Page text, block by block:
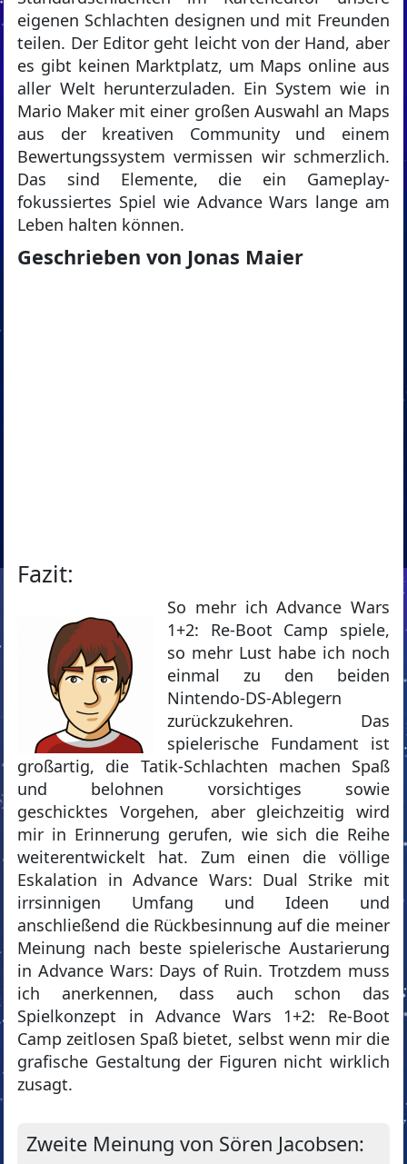
eigenen Schlachten designen und mit Freunden
teilen. Der Editor geht leicht von der Hand, aber
es gibt keinen Marktplatz, um Maps online aus
aller Welt herunterzuladen. Ein System wie in
Mario Maker mit einer großen Auswahl an Maps
aus der kreativen Community und einem
Bewertungssystem vermissen wir schmerzlich.
Das sind Elemente, die ein Gameplay-
fokussiertes Spiel wie Advance Wars lange am
Leben halten können.
Geschrieben von Jonas Maier
Fazit:
So mehr ich Advance Wars
1+2: Re-Boot Camp spiele,
so mehr Lust habe ich noch
einmal zu den beiden
Nintendo-DS-Ablegern
zurückzukehren. Das
spielerische Fundament ist
großartig, die Tatik-Schlachten machen Spaß
und belohnen vorsichtiges sowie
geschicktes Vorgehen, aber gleichzeitig wird
mir in Erinnerung gerufen, wie sich die Reihe
weiterentwickelt hat. Zum einen die völlige
Eskalation in Advance Wars: Dual Strike mit
irrsinnigen Umfang und Ideen und
anschließend die Rückbesinnung auf die meiner
Meinung nach beste spielerische Austarierung
in Advance Wars: Days of Ruin. Trotzdem muss
ich anerkennen, dass auch schon das
Spielkonzept in Advance Wars 1+2: Re-Boot
Camp zeitlosen Spaß bietet, selbst wenn mir die
grafische Gestaltung der Figuren nicht wirklich
zusagt.
Zweite Meinung von Sören Jacobsen: